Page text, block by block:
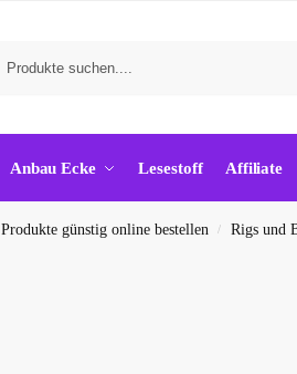
Anbau Ecke Lesestoff Affiliate
günstig online bestellen / Rigs und